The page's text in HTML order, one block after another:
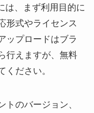
は、まず利用目的に
形式やライセンス
ップロードはブラ
行えますが、無料
ください。
トのバージョン、